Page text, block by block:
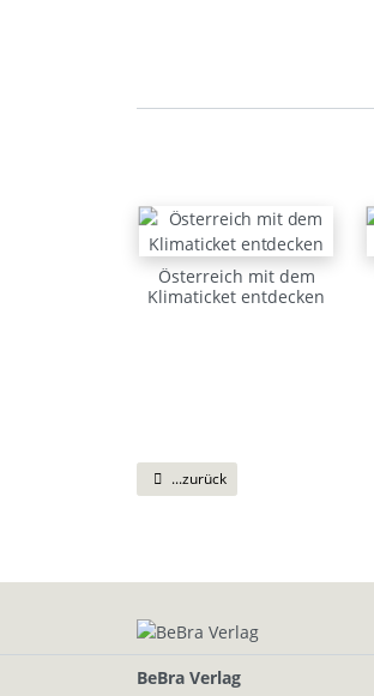
Österreich mit dem
Klimaticket entdecken
...zurück
BeBra Verlag